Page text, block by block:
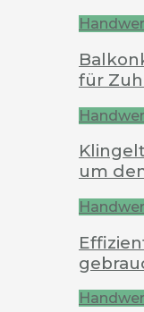
für
um